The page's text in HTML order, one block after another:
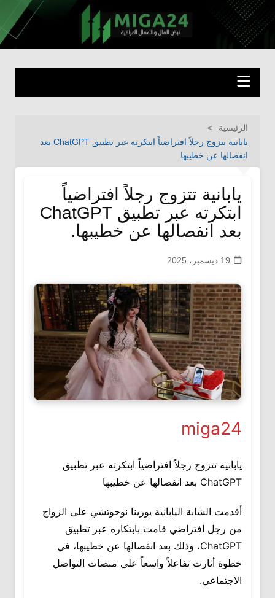
التجاوز
إلى
المحتوى
miga24.com نبض المال والأعمال العراقية
الرئيسية
يابانية تتزوج رجلاً افتراضياً ابتكرته عبر تطبيق ChatGPT بعد
انفصالها عن خطيبها.
يابانية تتزوج رجلاً افتراضياً
ابتكرته عبر تطبيق ChatGPT
بعد انفصالها عن خطيبها.
19 ديسمبر، 2025
miga24
يابانية تتزوج رجلاً افتراضياً ابتكرته عبر تطبيق
ChatGPT بعد انفصالها عن خطيبها
أقدمت الشابة اليابانية يورينا نوجوتشي على الزواج
من رجل افتراضي قامت بابتكاره عبر تطبيق
ChatGPT، وذلك بعد انفصالها عن خطيبها، في
خطوة أثارت تفاعلاً واسعاً على منصات التواصل
الاجتماعي.